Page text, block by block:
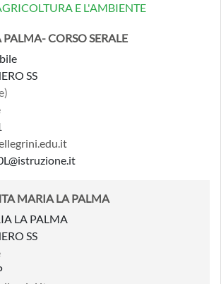
E L'AMBIENTE
PALMA- CORSO SERALE
SS
MARIA LA PALMA
LA PALMA
SS